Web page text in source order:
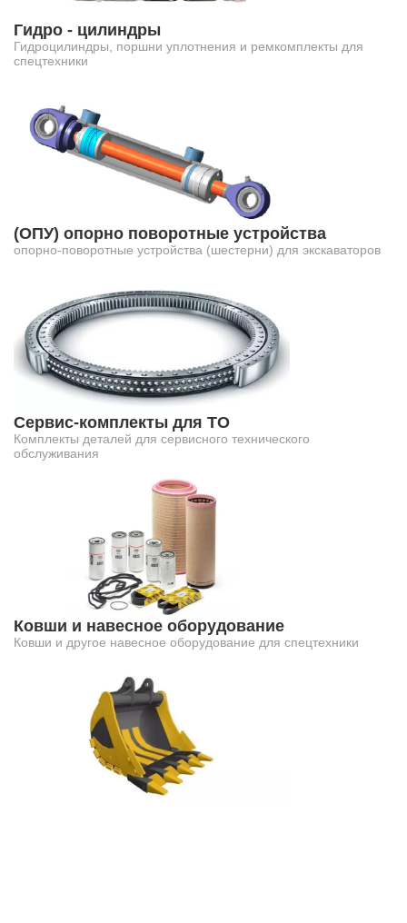
Гидро - цилиндры
Гидроцилиндры, поршни уплотнения и ремкомплекты для
спецтехники
(ОПУ) опорно поворотные устройства
опорно-поворотные устройства (шестерни) для экскаваторов
Сервис-комплекты для ТО
Комплекты деталей для сервисного технического
обслуживания
Ковши и навесное оборудование
Ковши и другое навесное оборудование для спецтехники